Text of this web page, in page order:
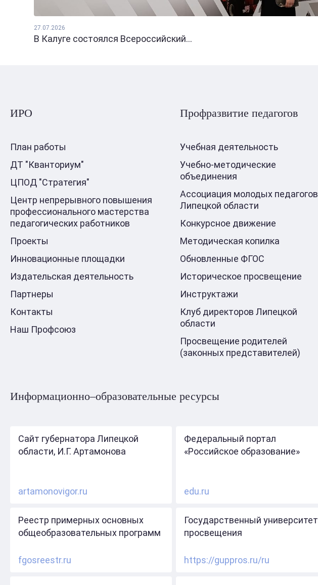
27.07.2026
В Калуге состоялся Всероссийский...
ИРО
План работы
ДТ "Кванториум"
ЦПОД "Стратегия"
Центр непрерывного повышения
профессионального мастерства
педагогических работников
Проекты
Инновационные площадки
Издательская деятельность
Партнеры
Контакты
Наш Профсоюз
Профразвитие педагогов
Учебная деятельность
Учебно-методические
объединения
Ассоциация молодых педагогов
Липецкой области
Конкурсное движение
Методическая копилка
Обновленные ФГОС
Историческое просвещение
Инструктажи
Клуб директоров Липецкой
области
Просвещение родителей
(законных представителей)
Информационно–образовательные ресурсы
Сайт губернатора Липецкой
области, И.Г. Артамонова
artamonovigor.ru
Федеральный портал
«Российское образование»
edu.ru
Реестр примерных основных
общеобразовательных программ
fgosreestr.ru
Государственный университет
просвещения
https://guppros.ru/ru